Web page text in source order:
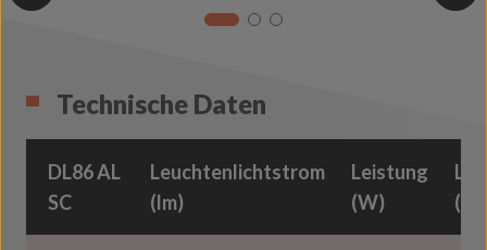
Technische Daten
DL86 AL
SC
Leuchtenlichtstrom
(lm)
Leistung
(W)